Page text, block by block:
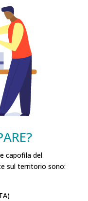
capofila del
sul territorio sono: